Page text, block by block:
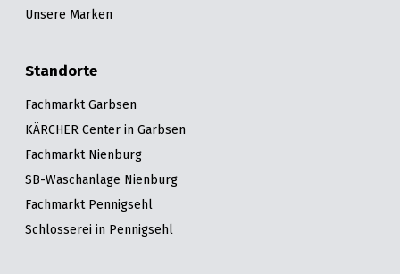
Unsere Marken
Standorte
Fachmarkt Garbsen
KÄRCHER Center in Garbsen
Fachmarkt Nienburg
SB-Waschanlage Nienburg
Fachmarkt Pennigsehl
Schlosserei in Pennigsehl